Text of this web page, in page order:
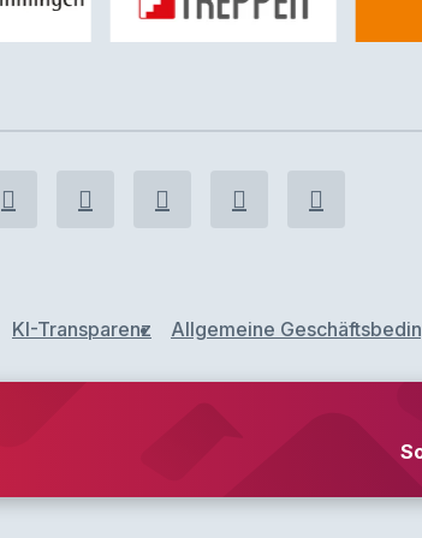
KI-Transparenz Allgemeine